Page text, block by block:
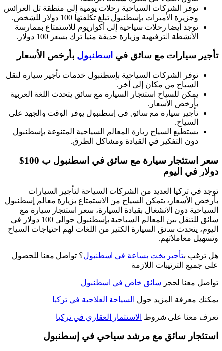
توفر الشركات السياحية رحلات يومية إلى منطقة تل العرائس
وجزيرة الأميرات بإسطنبول تبلغ تكلفتها 100 دولار للشخص.
توجد أيضا رحلات سياحية إلى أكواريوم للاستمتاع بممارسة
الأنشطة الترفيهية وزيارة حديقة منيا ترك بسعر 100 دولار.
تأجير سيارات مع سائق في اسطنبول بأرخص الأسعار
توفر الشركات السياحية بإسطنبول خدمات تأجير سيارة لنقل
السياح من مكان إلى آخر.
يمكن للسياح استئجار السيارة مع سائق يتحدث اللغة العربية
بأرخص الأسعار.
تأجير سيارة مع سائق في إسطنبول يوفر الوقت والجهد على
السياح.
يستطيع السياح زيارة المعالم السياحية المتنوعة بإسطنبول
دون التفكير في القيادة ومشاكل الطرق.
سعر استئجار سيارة مع سائق في اسطنبول ب 100$
دولار في اليوم
توجد في تركيا العديد من الشركات السياحة لتأجير السيارات
بأرخص الأسعار، يتمكن السياح من الاستمتاع بزيارة معالم إسطنبول
السياحية دون الانشغال بقيادة السيارة، سعر استئجار سيارة مع
سائق للتنقل بين المعالم السياحية بإسطنبول حوالي 100 دولار في
اليوم، يتحدث سائق السيارة الكثير من اللغات لهم احتياجات السياح
وتسهيل معاملاتهم.
هل ترغب بتأجير يخت بساعة في اسطنبول؟ تواصل معنا للحصول
على جميع الترتيبات اللازمة
تواصل معنا لحجز سائق خاص في اسطنبول
يمكنك معرفة المزيد حول السياحة العلاجية في تركيا
تعرف معنا على شروط الاستثمار العقاري في تركيا
استئجار سائق مع مرشد سياحي في إسطنبول